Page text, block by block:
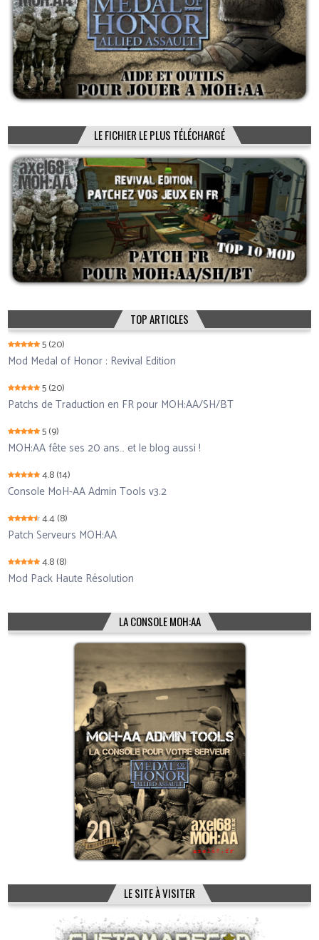
LE FICHIER LE PLUS TÉLÉCHARGÉ
TOP ARTICLES
5(20)
Mod Medal of Honor : Revival Edition
5(20)
Patchs de Traduction en FR pour MOH:AA/SH/BT
5(9)
MOH:AA fête ses 20 ans… et le blog aussi !
4.8(14)
Console MoH-AA Admin Tools v3.2
4.4(8)
Patch Serveurs MOH:AA
4.8(8)
Mod Pack Haute Résolution
LA CONSOLE MOH:AA
LE SITE À VISITER